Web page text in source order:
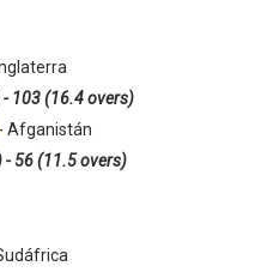
- 103 (16.4 overs)
- Afganistán
56 (11.5 overs)